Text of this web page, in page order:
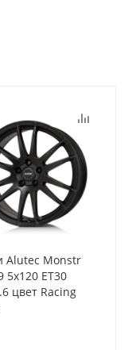
Alutec Monstr
5x120 ET30
цвет Racing